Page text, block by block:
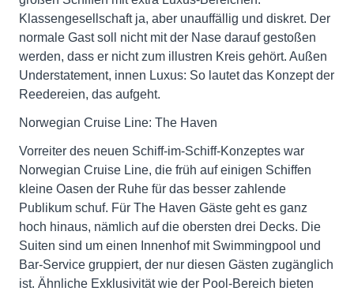
Klassengesellschaft ja, aber unauffällig und diskret. Der
normale Gast soll nicht mit der Nase darauf gestoßen
werden, dass er nicht zum illustren Kreis gehört. Außen
Understatement, innen Luxus: So lautet das Konzept der
Reedereien, das aufgeht.
Norwegian Cruise Line: The Haven
Vorreiter des neuen Schiff-im-Schiff-Konzeptes war
Norwegian Cruise Line, die früh auf einigen Schiffen
kleine Oasen der Ruhe für das besser zahlende
Publikum schuf. Für The Haven Gäste geht es ganz
hoch hinaus, nämlich auf die obersten drei Decks. Die
Suiten sind um einen Innenhof mit Swimmingpool und
Bar-Service gruppiert, der nur diesen Gästen zugänglich
ist. Ähnliche Exklusivität wie der Pool-Bereich bieten